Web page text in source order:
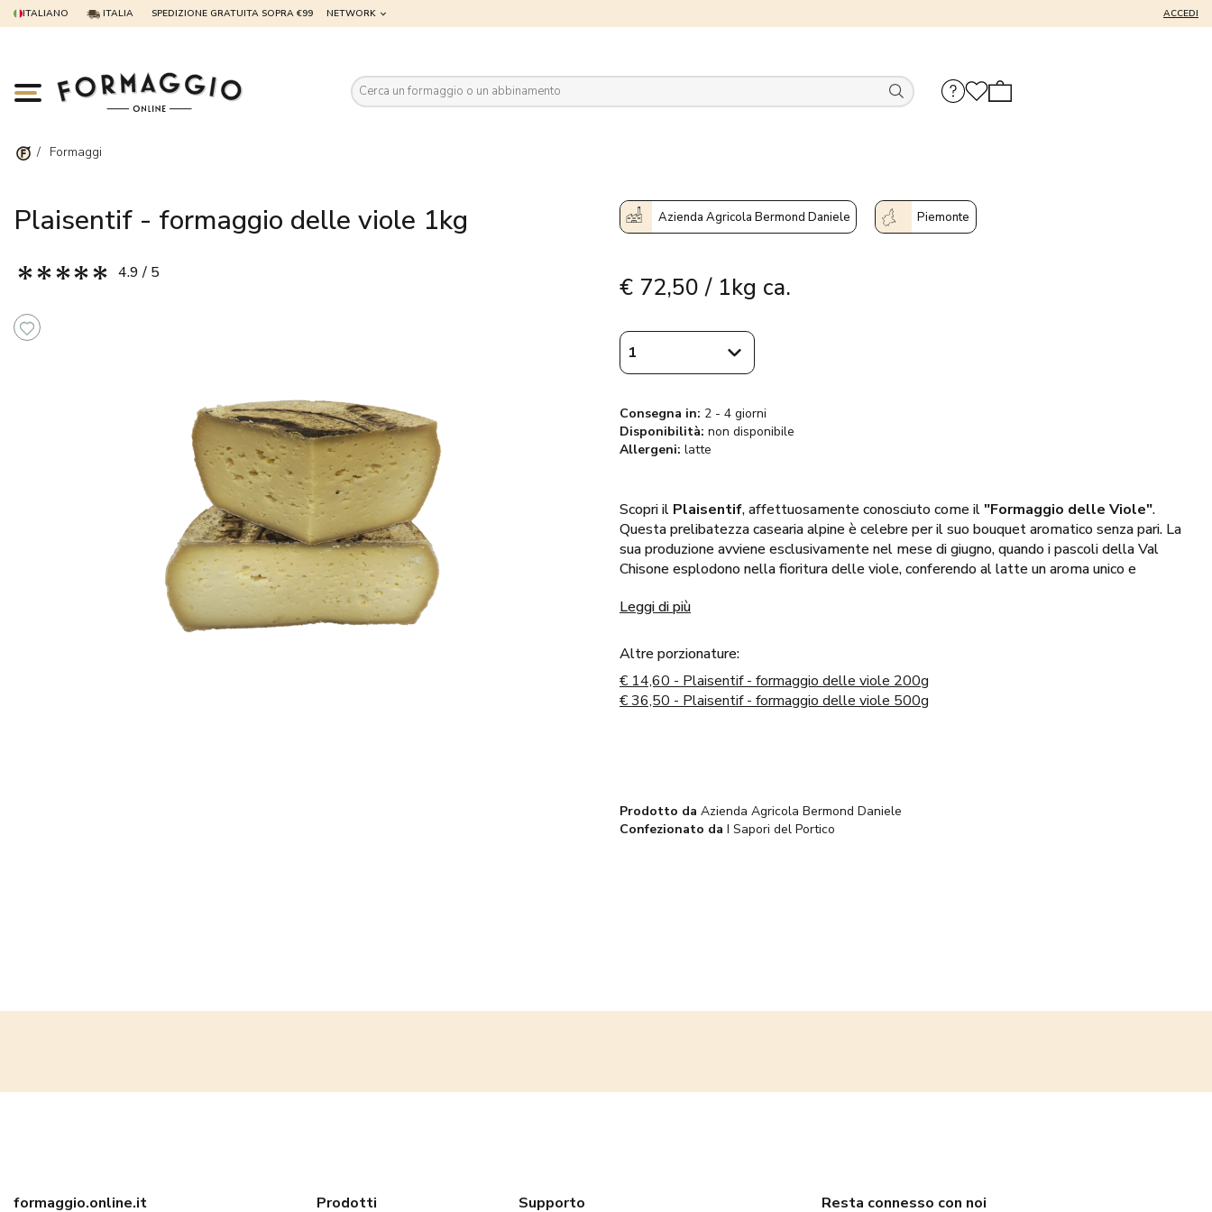
ITALIANO ITALIA SPEDIZIONE GRATUITA SOPRA €99 NETWORK ACCEDI
/ Formaggi
Plaisentif - formaggio delle viole 1kg
4.9 / 5
Azienda Agricola Bermond Daniele Piemonte
€ 72,50 / 1kg ca.
Consegna in: 2 - 4 giorni
Disponibilità: non disponibile
Allergeni: latte
Scopri il Plaisentif, affettuosamente conosciuto come il"Formaggio delle Viole".
Questa prelibatezza casearia alpine è celebre per il suo bouquet aromatico senza pari. La
sua produzione avviene esclusivamente nel mese di giugno, quando i pascoli della Val
Chisone esplodono nella fioritura delle viole, conferendo al latte un aroma unico e
Il nostroPlaisentif da 1kg
meraviglie della natura alpina e l’arte antica dei casari locali, rendendolo un prodotto ambito
frutto della passione e della cura dei produttori che lo creano.
Leggi di più
Altre porzionature:
€ 14,60 - Plaisentif - formaggio delle viole 200g
€36,50 - Plaisentif - formaggio delle viole 500g
Prodotto da Azienda Agricola Bermond Daniele
Confezionato da I Sapori del Portico
formaggio.online.it Prodotti Supporto Resta connesso con noi